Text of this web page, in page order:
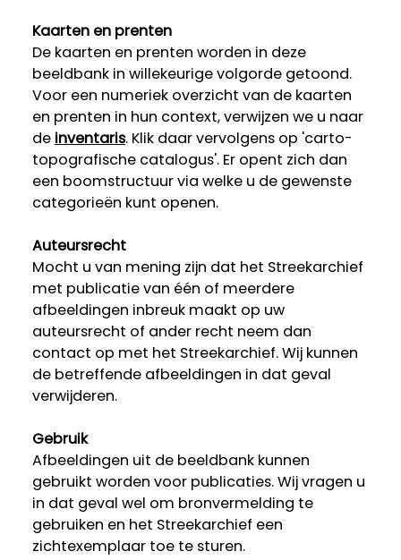
Kaarten en prenten
De kaarten en prenten worden in deze
beeldbank in willekeurige volgorde getoond.
Voor een numeriek overzicht van de kaarten
en prenten in hun context, verwijzen we u naar
de inventaris. Klik daar vervolgens op 'carto-
topografische catalogus'. Er opent zich dan
een boomstructuur via welke u de gewenste
categorieën kunt openen.
Auteursrecht
Mocht u van mening zijn dat het Streekarchief
met publicatie van één of meerdere
afbeeldingen inbreuk maakt op uw
auteursrecht of ander recht neem dan
contact op met het Streekarchief. Wij kunnen
de betreffende afbeeldingen in dat geval
verwijderen.
Gebruik
Afbeeldingen uit de beeldbank kunnen
gebruikt worden voor publicaties. Wij vragen u
in dat geval wel om bronvermelding te
gebruiken en het Streekarchief een
zichtexemplaar toe te sturen.